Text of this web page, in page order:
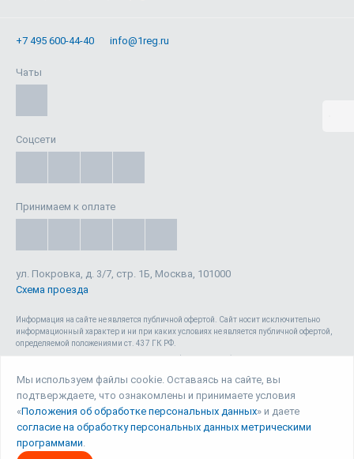
+7 495 600-44-40 info@1reg.ru
Чаты
Соцсети
Принимаем к оплате
ул. Покровка, д. 3/7, стр. 1Б, Москва, 101000
Схема проезда
Информация на сайте не является публичной офертой. Cайт носит исключительно
информационный характер и ни при каких условиях не является публичной офертой,
определяемой положениями ст. 437 ГК РФ.
(ОГРН: 1087746040140) , а также зарегистрирован в качестве СМИ. Запрещается
копирование (как для собственных нужд, так и с целью распространения) и любое
иное использование сайта, его элементов и материалов без письменного согласия
© Юрвиста, 2026
Мы используем файлы cookie. Оставаясь на сайте, вы
подтверждаете, что ознакомлены и принимаете условия
«Положения об обработке персональных данных» и даете
согласие на обработку персональных данных метрическими
программами.